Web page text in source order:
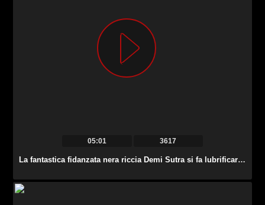
05:01 3617
La fantastica fidanzata nera riccia Demi Sutra si fa lubrificare il missionario allungato.